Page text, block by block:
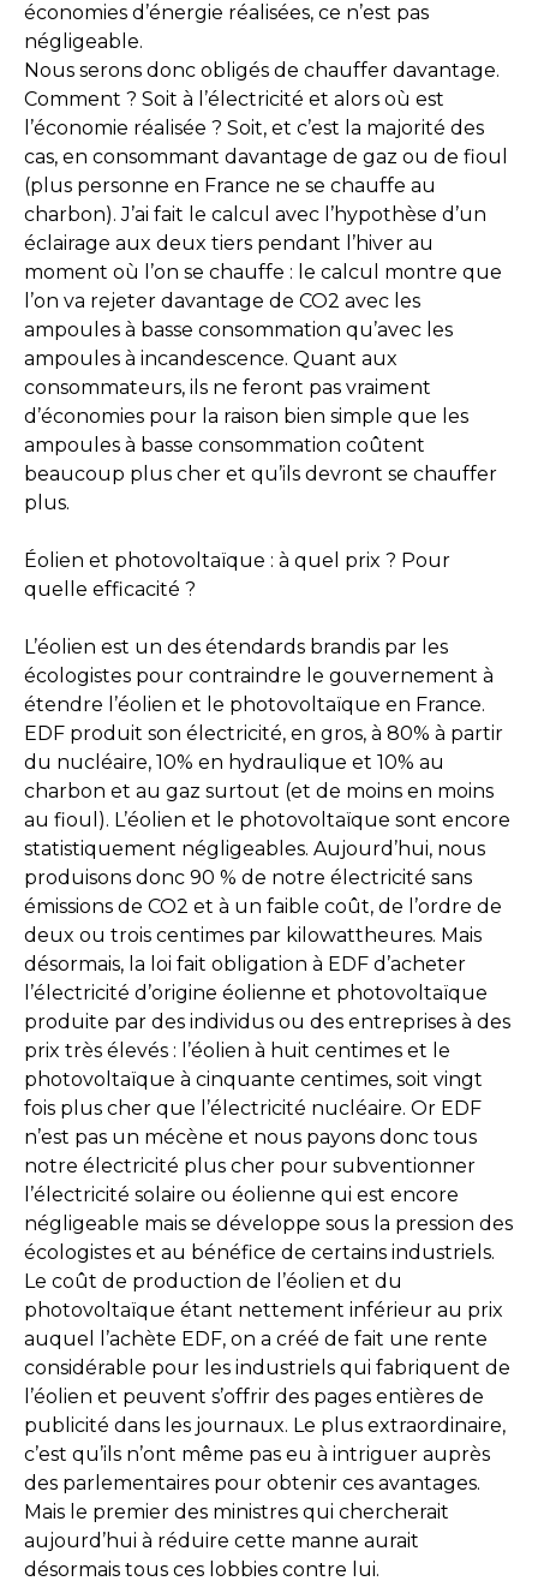
économies d’énergie réalisées, ce n’est pas
négligeable.
Nous serons donc obligés de chauffer davantage.
Comment ? Soit à l’électricité et alors où est
l’économie réalisée ? Soit, et c’est la majorité des
cas, en consommant davantage de gaz ou de fioul
(plus personne en France ne se chauffe au
charbon). J’ai fait le calcul avec l’hypothèse d’un
éclairage aux deux tiers pendant l’hiver au
moment où l’on se chauffe : le calcul montre que
l’on va rejeter davantage de CO2 avec les
ampoules à basse consommation qu’avec les
ampoules à incandescence. Quant aux
consommateurs, ils ne feront pas vraiment
d’économies pour la raison bien simple que les
ampoules à basse consommation coûtent
beaucoup plus cher et qu’ils devront se chauffer
plus.
Éolien et photovoltaïque : à quel prix ? Pour
quelle efficacité ?
L’éolien est un des étendards brandis par les
écologistes pour contraindre le gouvernement à
étendre l’éolien et le photovoltaïque en France.
EDF produit son électricité, en gros, à 80% à partir
du nucléaire, 10% en hydraulique et 10% au
charbon et au gaz surtout (et de moins en moins
au fioul). L’éolien et le photovoltaïque sont encore
statistiquement négligeables. Aujourd’hui, nous
produisons donc 90 % de notre électricité sans
émissions de CO2 et à un faible coût, de l’ordre de
deux ou trois centimes par kilowattheures. Mais
désormais, la loi fait obligation à EDF d’acheter
l’électricité d’origine éolienne et photovoltaïque
produite par des individus ou des entreprises à des
prix très élevés : l’éolien à huit centimes et le
photovoltaïque à cinquante centimes, soit vingt
fois plus cher que l’électricité nucléaire. Or EDF
n’est pas un mécène et nous payons donc tous
notre électricité plus cher pour subventionner
l’électricité solaire ou éolienne qui est encore
négligeable mais se développe sous la pression des
écologistes et au bénéfice de certains industriels.
Le coût de production de l’éolien et du
photovoltaïque étant nettement inférieur au prix
auquel l’achète EDF, on a créé de fait une rente
considérable pour les industriels qui fabriquent de
l’éolien et peuvent s’offrir des pages entières de
publicité dans les journaux. Le plus extraordinaire,
c’est qu’ils n’ont même pas eu à intriguer auprès
des parlementaires pour obtenir ces avantages.
Mais le premier des ministres qui chercherait
aujourd’hui à réduire cette manne aurait
désormais tous ces lobbies contre lui.